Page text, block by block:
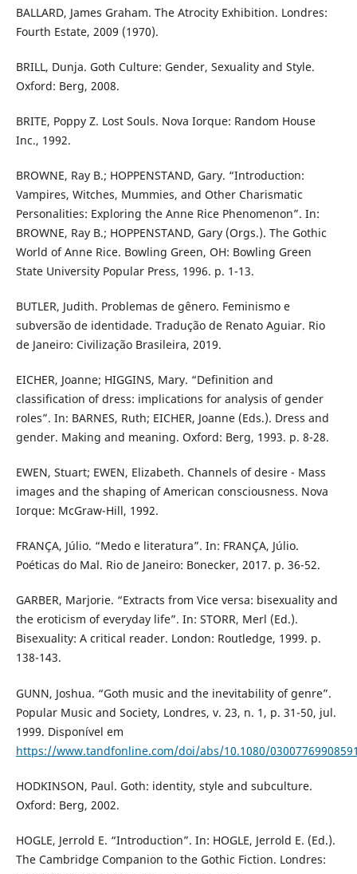
BALLARD, James Graham. The Atrocity Exhibition. Londres:
Fourth Estate, 2009 (1970).
BRILL, Dunja. Goth Culture: Gender, Sexuality and Style.
Oxford: Berg, 2008.
BRITE, Poppy Z. Lost Souls. Nova Iorque: Random House
Inc., 1992.
BROWNE, Ray B.; HOPPENSTAND, Gary. “Introduction:
Vampires, Witches, Mummies, and Other Charismatic
Personalities: Exploring the Anne Rice Phenomenon”. In:
BROWNE, Ray B.; HOPPENSTAND, Gary (Orgs.). The Gothic
World of Anne Rice. Bowling Green, OH: Bowling Green
State University Popular Press, 1996. p. 1-13.
BUTLER, Judith. Problemas de gênero. Feminismo e
subversão de identidade. Tradução de Renato Aguiar. Rio
de Janeiro: Civilização Brasileira, 2019.
EICHER, Joanne; HIGGINS, Mary. “Definition and
classification of dress: implications for analysis of gender
roles”. In: BARNES, Ruth; EICHER, Joanne (Eds.). Dress and
gender. Making and meaning. Oxford: Berg, 1993. p. 8-28.
EWEN, Stuart; EWEN, Elizabeth. Channels of desire - Mass
images and the shaping of American consciousness. Nova
Iorque: McGraw-Hill, 1992.
FRANÇA, Júlio. “Medo e literatura”. In: FRANÇA, Júlio.
Poéticas do Mal. Rio de Janeiro: Bonecker, 2017. p. 36-52.
GARBER, Marjorie. “Extracts from Vice versa: bisexuality and
the eroticism of everyday life”. In: STORR, Merl (Ed.).
Bisexuality: A critical reader. London: Routledge, 1999. p.
138-143.
GUNN, Joshua. “Goth music and the inevitability of genre”.
Popular Music and Society, Londres, v. 23, n. 1, p. 31-50, jul.
1999. Disponível em
https://www.tandfonline.com/doi/abs/10.1080/
HODKINSON, Paul. Goth: identity, style and subculture.
Oxford: Berg, 2002.
HOGLE, Jerrold E. “Introduction”. In: HOGLE, Jerrold E. (Ed.).
The Cambridge Companion to the Gothic Fiction. Londres: